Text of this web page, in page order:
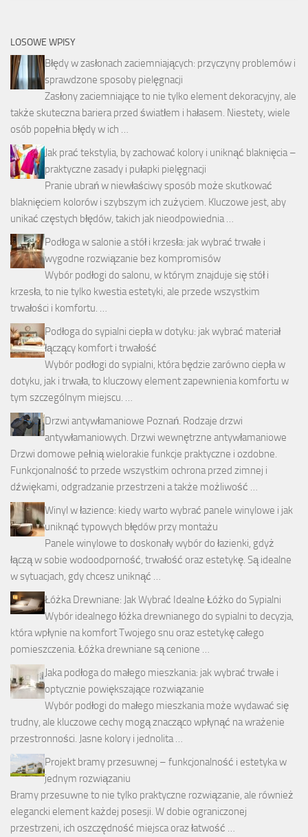
LOSOWE WPISY
Błędy w zasłonach zaciemniających: przyczyny problemów i
sprawdzone sposoby pielęgnacji
Zasłony zaciemniające to nie tylko element dekoracyjny, ale
także skuteczna bariera przed światłem i hałasem. Niestety, wiele
osób popełnia błędy w ich …
Jak prać tekstylia, by zachować kolory i uniknąć blaknięcia –
praktyczne zasady i pułapki pielęgnacji
Pranie ubrań w niewłaściwy sposób może skutkować
blaknięciem kolorów i szybszym ich zużyciem. Kluczowe jest, aby
unikać częstych błędów, takich jak nieodpowiednia …
Podłoga w salonie a stół i krzesła: jak wybrać trwałe i
wygodne rozwiązanie bez kompromisów
Wybór podłogi do salonu, w którym znajduje się stół i
krzesła, to nie tylko kwestia estetyki, ale przede wszystkim
trwałości i komfortu. …
Podłoga do sypialni ciepła w dotyku: jak wybrać materiał
łączący komfort i trwałość
Wybór podłogi do sypialni, która będzie zarówno ciepła w
dotyku, jak i trwała, to kluczowy element zapewnienia komfortu w
tym szczególnym miejscu. …
Drzwi antywłamaniowe Poznań. Rodzaje drzwi
antywłamaniowych. Drzwi wewnętrzne antywłamaniowe
Drzwi domowe pełnią wielorakie funkcje praktyczne i ozdobne.
Funkcjonalność to przede wszystkim ochrona przed zimnej i
dźwiękami, odgradzanie przestrzeni a także możliwość …
Winyl w łazience: kiedy warto wybrać panele winylowe i jak
uniknąć typowych błędów przy montażu
Panele winylowe to doskonały wybór do łazienki, gdyż
łączą w sobie wodoodporność, trwałość oraz estetykę. Są idealne
w sytuacjach, gdy chcesz uniknąć …
Łóżka Drewniane: Jak Wybrać Idealne Łóżko do Sypialni
Wybór idealnego łóżka drewnianego do sypialni to decyzja,
która wpłynie na komfort Twojego snu oraz estetykę całego
pomieszczenia. Łóżka drewniane są cenione …
Jaka podłoga do małego mieszkania: jak wybrać trwałe i
optycznie powiększające rozwiązanie
Wybór podłogi do małego mieszkania może wydawać się
trudny, ale kluczowe cechy mogą znacząco wpłynąć na wrażenie
przestronności. Jasne kolory i jednolita …
Projekt bramy przesuwnej – funkcjonalność i estetyka w
jednym rozwiązaniu
Bramy przesuwne to nie tylko praktyczne rozwiązanie, ale również
elegancki element każdej posesji. W dobie ograniczonej
przestrzeni, ich oszczędność miejsca oraz łatwość …